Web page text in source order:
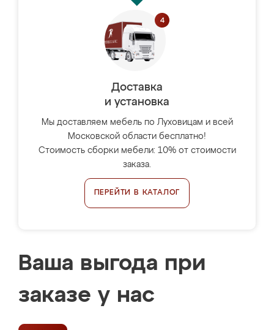
Доставка
и установка
Мы доставляем мебель по Луховицам и всей
Московской области бесплатно!
Стоимость сборки мебели: 10% от стоимости
заказа.
ПЕРЕЙТИ В КАТАЛОГ
Ваша выгода при
заказе у нас